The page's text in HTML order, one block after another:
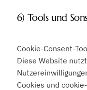
6) Tools und
Cookie-Consent-
Diese Website
Cookies und